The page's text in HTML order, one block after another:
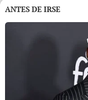
ANTES DE IRSE